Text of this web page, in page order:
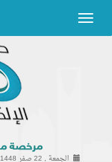
الجمعة , 22 صفر 1448 هـ ,